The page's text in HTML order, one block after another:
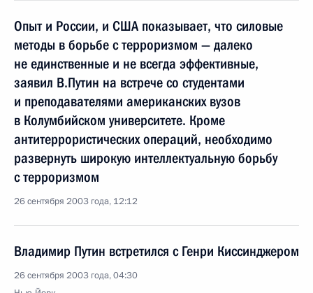
Опыт и России, и США показывает, что силовые
методы в борьбе с терроризмом — далеко
не единственные и не всегда эффективные,
заявил В.Путин на встрече со студентами
и преподавателями американских вузов
в Колумбийском университете. Кроме
антитеррористических операций, необходимо
развернуть широкую интеллектуальную борьбу
с терроризмом
26 сентября 2003 года, 12:12
Владимир Путин встретился с Генри Киссинджером
26 сентября 2003 года, 04:30